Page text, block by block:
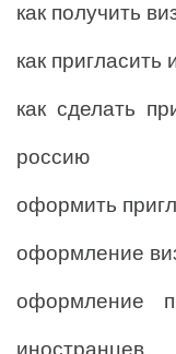
как получить
как
как сделать
россию
оформить
оформление
оформление
иностранцев